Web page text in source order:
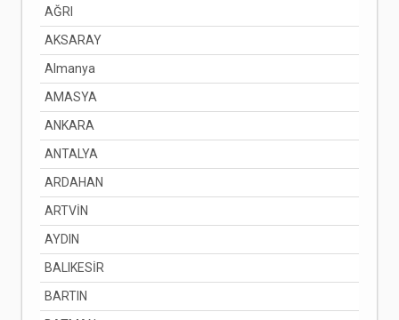
AĞRI
AKSARAY
Almanya
AMASYA
ANKARA
ANTALYA
ARDAHAN
ARTVİN
AYDIN
BALIKESİR
BARTIN